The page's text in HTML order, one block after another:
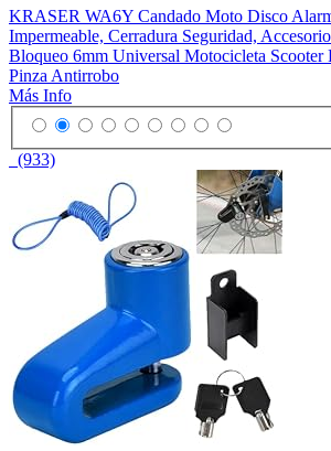
KRASER WA6Y Candado Moto Disco
Impermeable, Cerradura Seguridad,
Bloqueo 6mm Universal Motocicleta Scooter
Pinza Antirrobo
Más Info
(933)